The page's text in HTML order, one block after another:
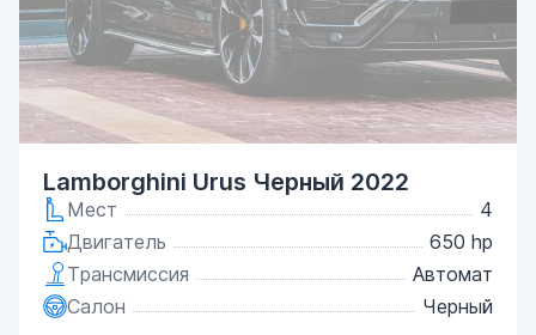
Lamborghini Urus Черный 2022
Мест
4
Двигатель
650 hp
Трансмиссия
Автомат
Салон
Черный